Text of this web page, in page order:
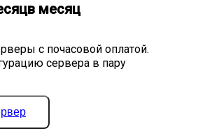
с почасовой оплатой.
сервера в пару
в месяц